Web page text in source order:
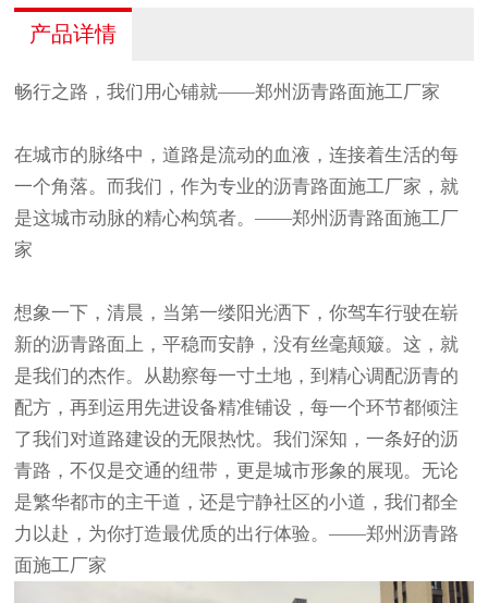
产品详情
畅行之路，我们用心铺就——郑州沥青路面施工厂家
在城市的脉络中，道路是流动的血液，连接着生活的每
一个角落。而我们，作为专业的沥青路面施工厂家，就
是这城市动脉的精心构筑者。——郑州沥青路面施工厂
家
想象一下，清晨，当第一缕阳光洒下，你驾车行驶在崭
新的沥青路面上，平稳而安静，没有丝毫颠簸。这，就
是我们的杰作。从勘察每一寸土地，到精心调配沥青的
配方，再到运用先进设备精准铺设，每一个环节都倾注
了我们对道路建设的无限热忱。我们深知，一条好的沥
青路，不仅是交通的纽带，更是城市形象的展现。无论
是繁华都市的主干道，还是宁静社区的小道，我们都全
力以赴，为你打造最优质的出行体验。——郑州沥青路
面施工厂家